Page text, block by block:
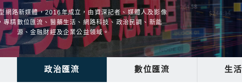
網路新媒體，2016年成立，由資深記者、媒體人及影像
專精數位匯流、醫藥生活、網路科技、政治民調、新能
源、金融財經及企業公益領域。
政治匯流 數位匯流 生